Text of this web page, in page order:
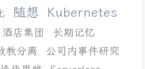
随想 Kubernetes
酒店集团
长期记忆
教分离
公司内事件研究